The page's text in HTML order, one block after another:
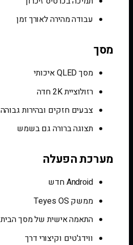
עבודה מהירה לאורך זמן
מסך
מסך QLED איכותי
רזולוציית 2K חדה
צבעים חזקים ובהירות גבוהה
תצוגה ברורה גם בשמש
מערכת הפעלה
Android חדש
ממשק Teyes OS
התאמה אישית של מסך הבית
ווידג'טים וקיצורי דרך